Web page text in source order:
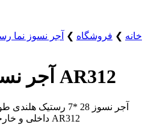
خانه ❯ فروشگاه ❯ آجر نسوز نما
آجر نسوز نما رستیک AR312
آجر نسوز 28 *7
داخلی و خارجی ساختمان است. - شماره AR312